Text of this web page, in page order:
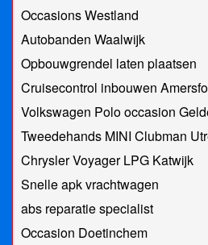
Occasions Westland
Autobanden Waalwijk
Opbouwgrendel laten plaatsen
Cruisecontrol inbouwen
Volkswagen Polo occasion
Tweedehands MINI Clubman
Chrysler Voyager LPG Katwijk
Snelle apk vrachtwagen
abs reparatie specialist
Occasion Doetinchem